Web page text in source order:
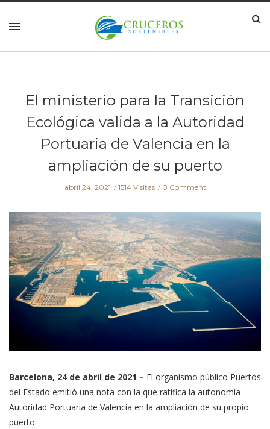
El ministerio para la Transición
Ecológica valida a la Autoridad
Portuaria de Valencia en la
ampliación de su puerto
abril 24, 2021 1514 Visitas 0 Comment
Barcelona, 24 de abril de 2021 – El organismo público Puertos
del Estado emitió una nota con la que ratifica la autonomía
Autoridad Portuaria de Valencia en la ampliación de su propio
puerto.